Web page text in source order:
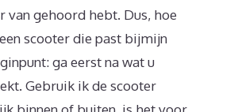
van gehoord hebt. Dus, hoe
scooter die past bijmijn
ga eerst na wat u
Gebruik ik de scooter